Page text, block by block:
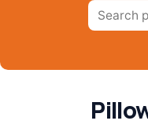
Tìm
kiếm: